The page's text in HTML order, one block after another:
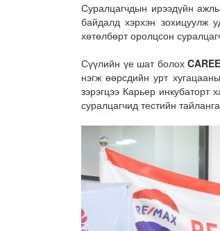
Суралцагчдын ирээдүйн
байдалд хэрхэн зохицуулж
хөтөлбөрт оролцсон
Сүүлийн үе шат болох
нэгж өөрсдийн урт
зэрэгцээ Карьер
суралцагчид тестийн